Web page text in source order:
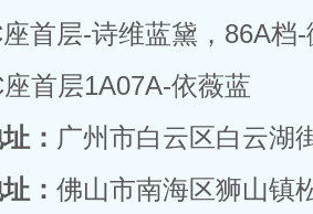
首层-诗维蓝黛，86A档
首层1A07A-依薇蓝
： 广州市白云区白云湖
： 佛山市南海区狮山镇